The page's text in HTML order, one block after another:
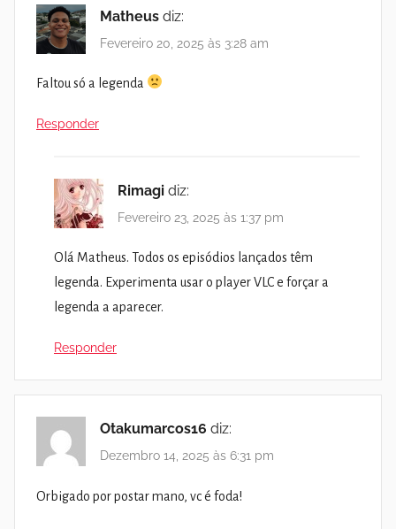
Matheus diz:
Fevereiro 20, 2025 às 3:28 am
Faltou só a legenda
Responder
Rimagi diz:
Fevereiro 23, 2025 às 1:37 pm
Olá Matheus. Todos os episódios lançados têm
legenda. Experimenta usar o player VLC e forçar a
legenda a aparecer.
Responder
Otakumarcos16 diz:
Dezembro 14, 2025 às 6:31 pm
Orbigado por postar mano, vc é foda!